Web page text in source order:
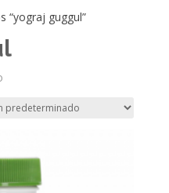
“yograj guggul”